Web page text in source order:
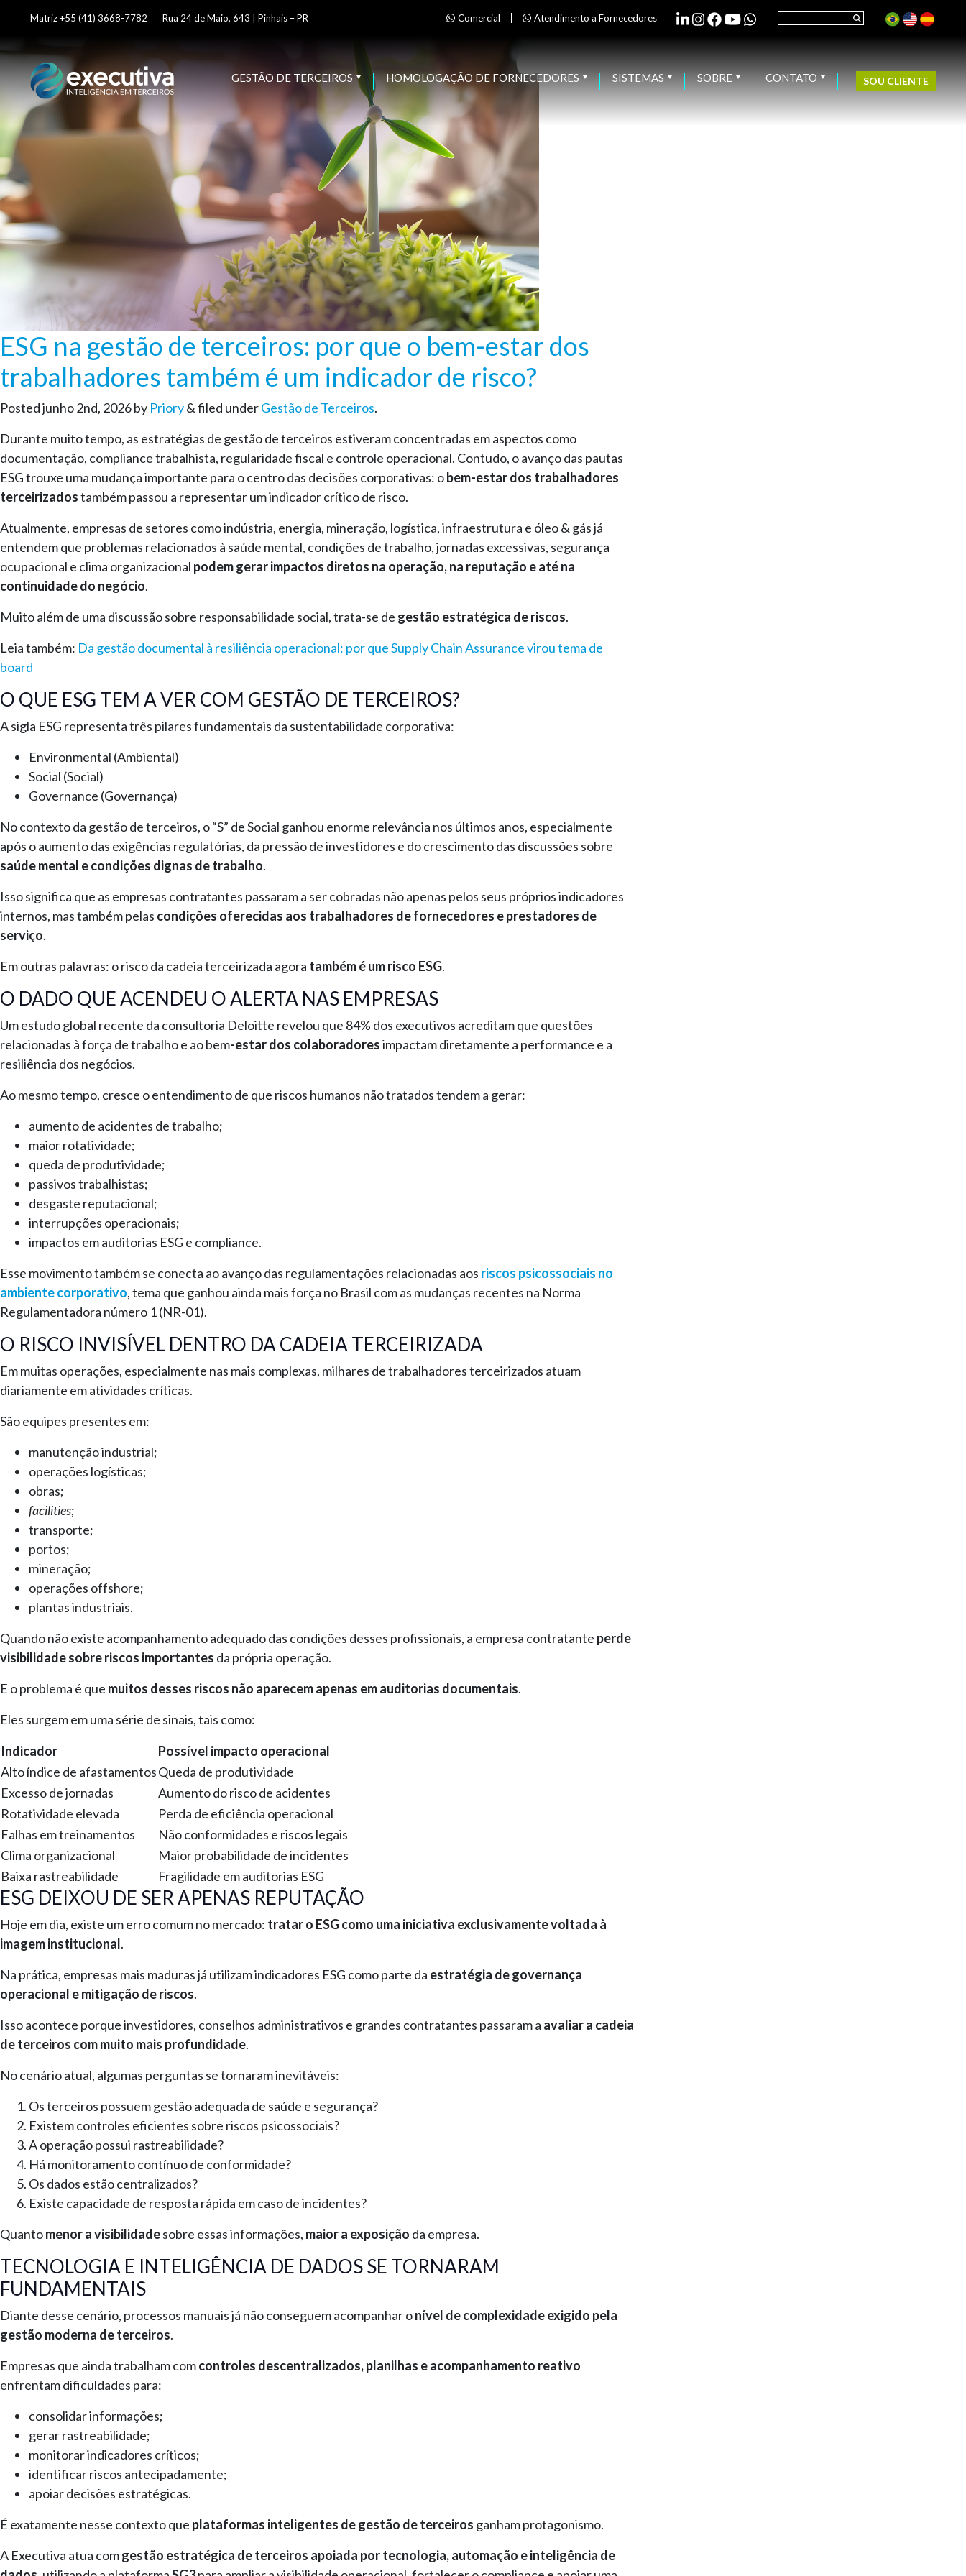
Matriz +55 (41) 3668-7782 Rua 24 de Maio, 643 | Pinhais – PR Comercial Atendimento a Fornecedores
GESTÃO DE TERCEIROS HOMOLOGAÇÃO DE FORNECEDORES SISTEMAS SOBRE CONTATO SOU CLIENTE
ESG na gestão de terceiros: por que o bem-estar dos
trabalhadores também é um indicador de risco?
Postedjunho 2nd, 2026by Priory&filed underGestão de Terceiros.
Durante muito tempo, as estratégias de gestão de terceiros estiveram concentradas em aspectos como
documentação, compliance trabalhista, regularidade fiscal e controle operacional. Contudo, o avanço das pautas
ESG trouxe uma mudança importante para o centro das decisões corporativas: obem-estar dos trabalhadores
terceirizadostambém passou a representar um indicador crítico de risco.
Atualmente, empresas de setores como indústria, energia, mineração, logística, infraestrutura e óleo & gás já
entendem que problemas relacionados à saúde mental, condições de trabalho, jornadas excessivas, segurança
ocupacional e clima organizacional podem gerar impactos diretos na operação, na reputação e até na
continuidade do negócio.
Muito além de uma discussão sobre responsabilidade social, trata-se de gestão estratégica de riscos.
Leia também: Da gestão documental à resiliência operacional: por que Supply Chain Assurance virou tema de
board
O QUE ESG TEM A VER COM GESTÃO DE TERCEIROS?
A sigla ESG representa três pilares fundamentais da sustentabilidade corporativa:
Environmental (Ambiental)
Social (Social)
Governance (Governança)
No contexto da gestão de terceiros, o “S” de Social ganhou enorme relevância nos últimos anos, especialmente
após o aumento das exigências regulatórias, da pressão de investidores e do crescimento das discussões sobre
saúde mental e condições dignas de trabalho.
Isso significa que as empresas contratantes passaram a ser cobradas não apenas pelos seus próprios indicadores
internos, mas também pelas condições oferecidas aos trabalhadores de fornecedores e prestadores de
serviço.
Em outras palavras: o risco da cadeia terceirizada agora também é um risco ESG.
O DADO QUE ACENDEU O ALERTA NAS EMPRESAS
Um estudo global recente da consultoria Deloitte revelou que 84% dos executivos acreditam que questões
relacionadas à força de trabalho e ao bem-estar dos colaboradoresimpactam diretamente a performance e a
resiliência dos negócios.
Ao mesmo tempo, cresce o entendimento de que riscos humanos não tratados tendem a gerar:
aumento de acidentes de trabalho;
maior rotatividade;
queda de produtividade;
passivos trabalhistas;
desgaste reputacional;
interrupções operacionais;
impactos em auditorias ESG e compliance.
Esse movimento também se conecta ao avanço das regulamentações relacionadas aos riscos psicossociais no
ambiente corporativo, tema que ganhou ainda mais força no Brasil com as mudanças recentes na Norma
Regulamentadora número 1 (NR-01).
O RISCO INVISÍVEL DENTRO DA CADEIA TERCEIRIZADA
Em muitas operações, especialmente nas mais complexas, milhares de trabalhadores terceirizados atuam
diariamente em atividades críticas.
São equipes presentes em:
manutenção industrial;
operações logísticas;
obras;
facilities;
transporte;
portos;
mineração;
operações offshore;
plantas industriais.
Quando não existe acompanhamento adequado das condições desses profissionais, a empresa contratante perde
visibilidade sobre riscos importantes da própria operação.
E o problema é que muitos desses riscos não aparecem apenas em auditorias documentais.
Eles surgem em uma série de sinais, tais como:
Indicador
Possível impacto operacional
Alto índice de afastamentosQueda de produtividade
Excesso de jornadas
Aumento do risco de acidentes
Rotatividade elevada
Perda de eficiência operacional
Falhas em treinamentos
Não conformidades e riscos legais
Clima organizacional
Maior probabilidade de incidentes
Baixa rastreabilidade
Fragilidade em auditorias ESG
ESG DEIXOU DE SER APENAS REPUTAÇÃO
Hoje em dia, existe um erro comum no mercado: tratar o ESG como uma iniciativa exclusivamente voltada à
imagem institucional.
Na prática, empresas mais maduras já utilizam indicadores ESG como parte da estratégia de governança
operacional e mitigação de riscos.
Isso acontece porque investidores, conselhos administrativos e grandes contratantes passaram a avaliar a cadeia
de terceiros com muito mais profundidade.
No cenário atual, algumas perguntas se tornaram inevitáveis:
Os terceiros possuem gestão adequada de saúde e segurança?
Existem controles eficientes sobre riscos psicossociais?
A operação possui rastreabilidade?
Há monitoramento contínuo de conformidade?
Os dados estão centralizados?
Existe capacidade de resposta rápida em caso de incidentes?
Quantomenor a visibilidadesobre essas informações, maior a exposição da empresa.
TECNOLOGIA E INTELIGÊNCIA DE DADOS SE TORNARAM
FUNDAMENTAIS
Diante desse cenário, processos manuais já não conseguem acompanhar onível de complexidade exigido pela
gestão moderna de terceiros.
Empresas que ainda trabalham comcontroles descentralizados, planilhas e acompanhamento reativo
enfrentam dificuldades para:
consolidar informações;
gerar rastreabilidade;
monitorar indicadores críticos;
identificar riscos antecipadamente;
apoiar decisões estratégicas.
É exatamente nesse contexto que plataformas inteligentes de gestão de terceiros ganham protagonismo.
A Executiva atua comgestão estratégica de terceiros apoiada por tecnologia, automação e inteligência de